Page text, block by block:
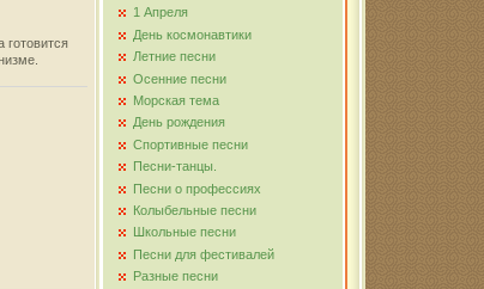
готовится
1 Апреля
День космонавтики
Летние песни
Осенние песни
Морская тема
День рождения
Спортивные песни
Песни-танцы.
Песни о профессиях
Колыбельные песни
Школьные песни
Песни для фестивалей
Разные песни